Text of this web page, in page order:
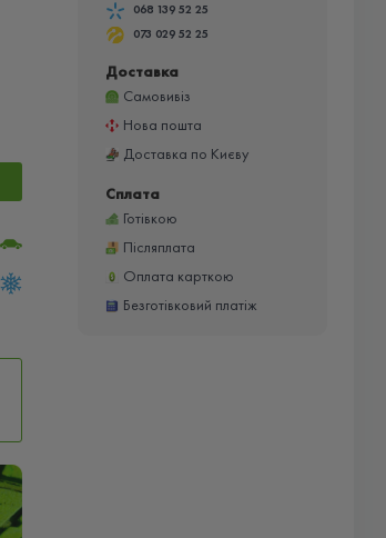
068 139 52 25
073 029 52 25
Доставка
Самовивіз
Нова пошта
Доставка по Києву
Сплата
Готівкою
Післяплата
Оплата карткою
Безготівковий платіж